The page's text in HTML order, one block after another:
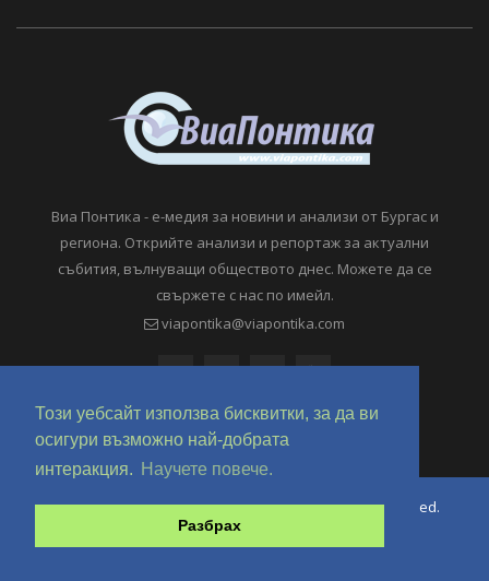
Този уебсайт използва бисквитки, за да ви
осигури възможно най-добрата
интеракция.
Научете повече.
Разбрах
Виа Понтика - е-медия за новини и анализи от Бургас и
региона. Открийте анализи и репортаж за актуални
събития, вълнуващи обществото днес. Можете да се
свържете с нас по имейл.
viapontika@viapontika.com
Copyright © 2018-2024 ViaPontika.com. All Rights Reserved.
Development @ OverHertz Ltd